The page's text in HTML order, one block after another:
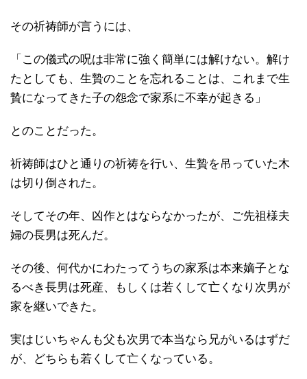
その祈祷師が言うには、
「この儀式の呪は非常に強く簡単には解けない。解け
たとしても、生贄のことを忘れることは、これまで生
贄になってきた子の怨念で家系に不幸が起きる」
とのことだった。
祈祷師はひと通りの祈祷を行い、生贄を吊っていた木
は切り倒された。
そしてその年、凶作とはならなかったが、ご先祖様夫
婦の長男は死んだ。
その後、何代かにわたってうちの家系は本来嫡子とな
るべき長男は死産、もしくは若くして亡くなり次男が
家を継いできた。
実はじいちゃんも父も次男で本当なら兄がいるはずだ
が、どちらも若くして亡くなっている。